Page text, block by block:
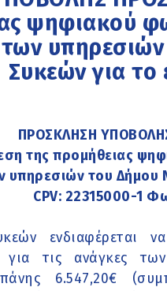
ψηφιακού
των
Συκεών για το
ΠΡΟΣΚΛΗΣΗ
της προμήθειας
υπηρεσιών του
CPV: 22315000-1
ενδιαφέρεται
για τις ανάγκες
6.547,20€